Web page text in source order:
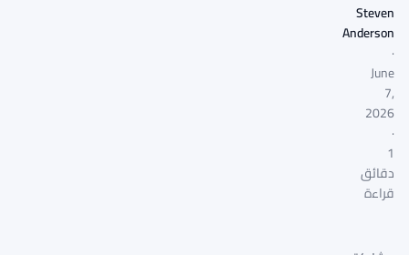
Steven
Anderson
·
June
7,
2026
·
1
دقائق
قراءة